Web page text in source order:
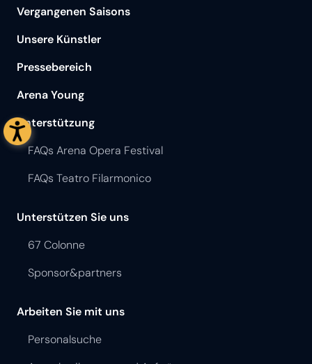
Vergangenen Saisons
Unsere Künstler
Pressebereich
Arena Young
Unterstützung
FAQs Arena Opera Festival
FAQs Teatro Filarmonico
Unterstützen Sie uns
67 Colonne
Sponsor&partners
Arbeiten Sie mit uns
Personalsuche